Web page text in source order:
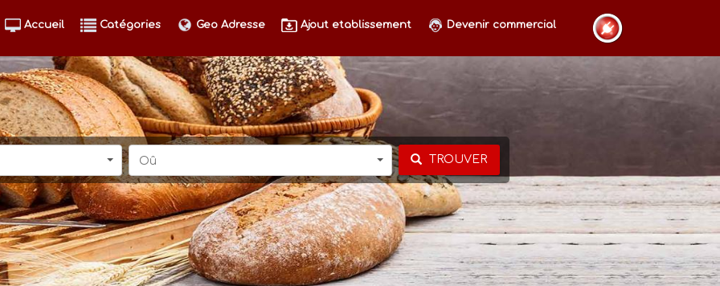
Accueil Catégories Geo Adresse Ajout etablissement Devenir commercial
Oû TROUVER